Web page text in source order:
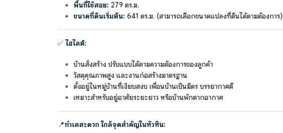
พื้นที่ใช้สอย: 279 ตร.ม.
ขนาดที่ดินเริ่มต้น: 641 ตร.ม. (สามารถเลือกขนาดแปลงที่ดินได้ตามต้องการ)
✅ ไฮไลต์:
บ้านสั่งสร้าง ปรับแบบได้ตามความต้องการของลูกค้า
วัสดุคุณภาพสูง และงานก่อสร้างมาตรฐาน
ตั้งอยู่ในหมู่บ้านที่เงียบสงบ เพื่อนบ้านเป็นมิตร บรรยากาศดี
เหมาะสำหรับอยู่อาศัยระยะยาว หรือบ้านพักตากอากาศ
📍ทำเลสะดวก ใกล้จุดสำคัญในหัวหิน: